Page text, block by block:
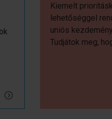
Kiemelt
lehetőséggel
uniós
Tudjátok meg,